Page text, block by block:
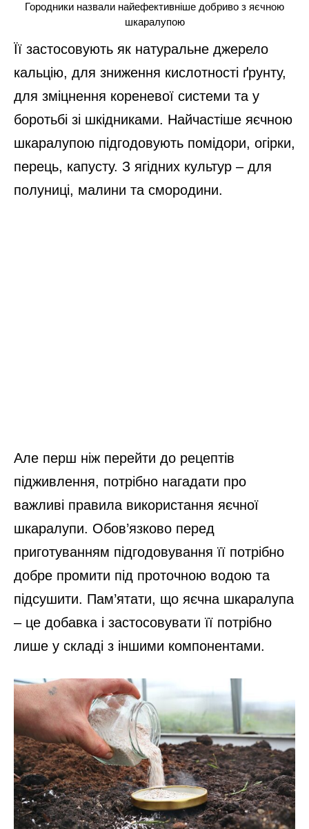
Городники назвали найефективніше добриво з яєчною
шкаралупою
Її застосовують як натуральне джерело
кальцію, для зниження кислотності ґрунту,
для зміцнення кореневої системи та у
боротьбі зі шкідниками. Найчастіше яєчною
шкаралупою підгодовують помідори, огірки,
перець, капусту. З ягідних культур – для
полуниці, малини та смородини.
Але перш ніж перейти до рецептів
підживлення, потрібно нагадати про
важливі правила використання яєчної
шкаралупи. Обов’язково перед
приготуванням підгодовування її потрібно
добре промити під проточною водою та
підсушити. Пам’ятати, що яєчна шкаралупа
– це добавка і застосовувати її потрібно
лише у складі з іншими компонентами.